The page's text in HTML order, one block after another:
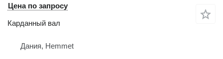
Цена по запросу
Карданный вал
Дания, Hemmet